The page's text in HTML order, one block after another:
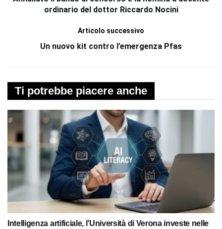
ordinario del dottor Riccardo Nocini
Articolo successivo
Un nuovo kit contro l’emergenza Pfas
Ti potrebbe piacere anche
Intelligenza artificiale, l’Università di Verona investe nelle